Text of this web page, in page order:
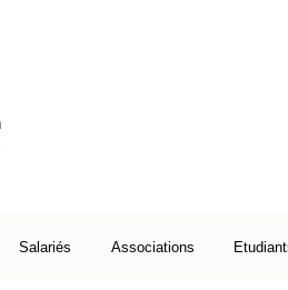
Salariés Associations